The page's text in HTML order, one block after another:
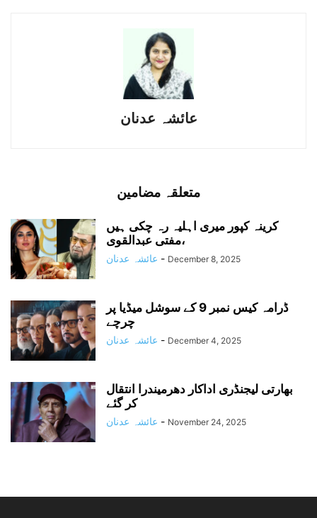
عائشہ عدنان
متعلقہ مضامین
کرینہ کپور میری اہلیہ رہ چکی ہیں
،مفتی عبدالقوی
عائشہ عدنان - December 8, 2025
ڈرامہ کیس نمبر 9 کے سوشل میڈیا پر
چرچے
عائشہ عدنان - December 4, 2025
بھارتی لیجنڈری اداکار دھرمیندرا انتقال
کر گئے
عائشہ عدنان - November 24, 2025